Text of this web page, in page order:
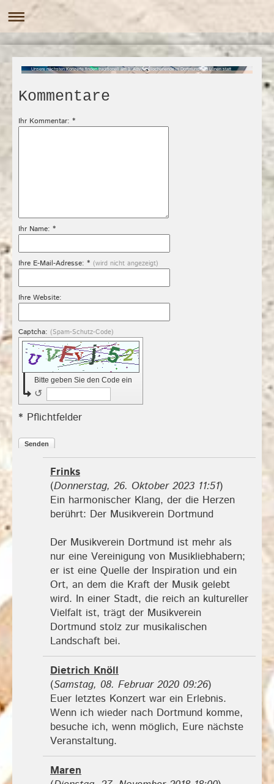
Unsere nächsten Konzerte finden traditionell am 1. Advent Wochenende in Dortmund und Lünen statt
Kommentare
Ihr Kommentar: *
Ihr Name: *
Ihre E-Mail-Adresse: * (wird nicht angezeigt)
Ihre Website:
Captcha: (Spam-Schutz-Code)
Bitte geben Sie den Code ein
↺
* Pflichtfelder
Senden
Frinks
(Donnerstag, 26. Oktober 2023 11:51)
Ein harmonischer Klang, der die Herzen
berührt: Der Musikverein Dortmund
Der Musikverein Dortmund ist mehr als
nur eine Vereinigung von Musikliebhabern;
er ist eine Quelle der Inspiration und ein
Ort, an dem die Kraft der Musik gelebt
wird. In einer Stadt, die reich an kultureller
Vielfalt ist, trägt der Musikverein
Dortmund stolz zur musikalischen
Landschaft bei.
Dietrich Knöll
(Samstag, 08. Februar 2020 09:26)
Euer letztes Konzert war ein Erlebnis.
Wenn ich wieder nach Dortmund komme,
besuche ich, wenn möglich, Eure nächste
Veranstaltung.
Maren